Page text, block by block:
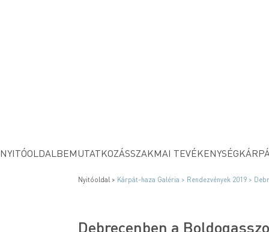
NYITÓOLDAL BEMUTATKOZÁSSZAKMAI TEVÉKENYSÉG
Nyitóoldal > Kárpát-haza Galéria > Rendezvények 2019 >
Debrecenben a